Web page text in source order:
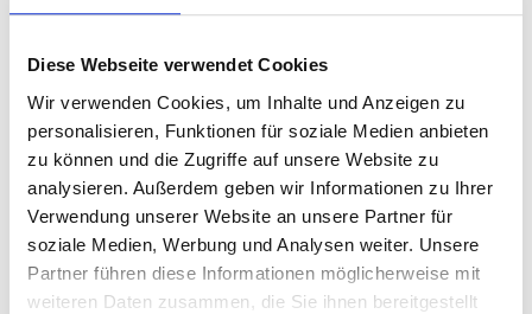
Diese Webseite verwendet Cookies
Wir verwenden Cookies, um Inhalte und Anzeigen zu
personalisieren, Funktionen für soziale Medien anbieten
zu können und die Zugriffe auf unsere Website zu
analysieren. Außerdem geben wir Informationen zu Ihrer
Verwendung unserer Website an unsere Partner für
soziale Medien, Werbung und Analysen weiter. Unsere
Partner führen diese Informationen möglicherweise mit
weiteren Daten zusammen, die Sie ihnen bereitgestellt
verfügbar
13,50 €
(inkl. MwSt.| zzgl. MwSt.)
zzgl. MwSt., zzgl.Versandkosten
IN DEN WARENKORB